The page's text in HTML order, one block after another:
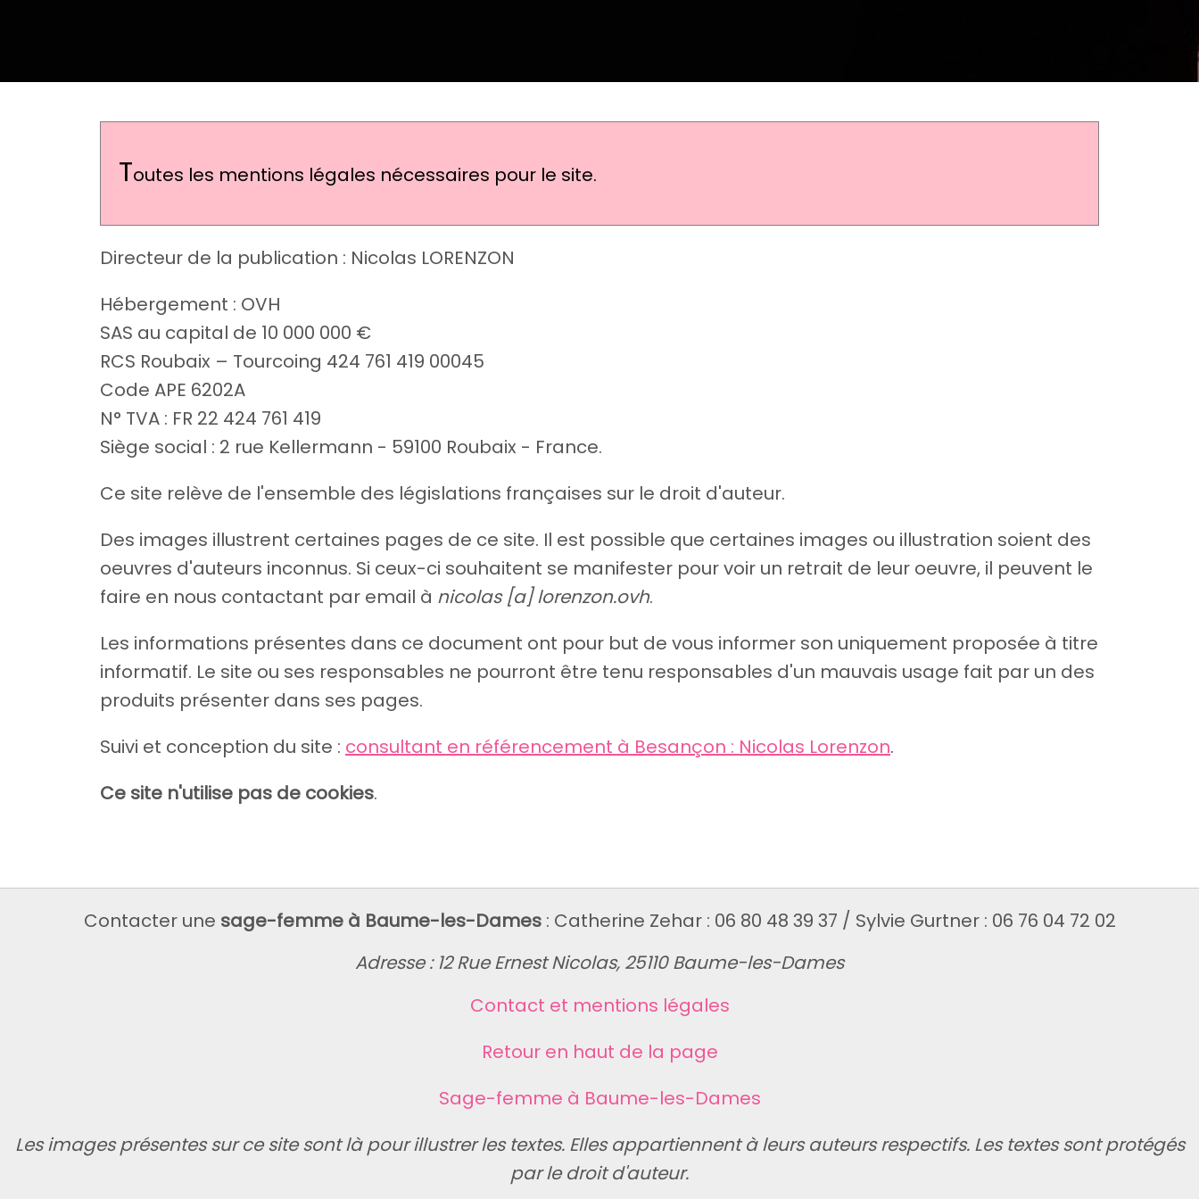
Toutes les mentions légales nécessaires pour le site.
Directeur de la publication : Nicolas LORENZON
Hébergement : OVH
SAS au capital de 10 000 000 €
RCS Roubaix – Tourcoing 424 761 419 00045
Code APE 6202A
N° TVA : FR 22 424 761 419
Siège social : 2 rue Kellermann - 59100 Roubaix - France.
Ce site relève de l'ensemble des législations françaises sur le droit d'auteur.
Des images illustrent certaines pages de ce site. Il est possible que certaines images ou illustration soient des
oeuvres d'auteurs inconnus. Si ceux-ci souhaitent se manifester pour voir un retrait de leur oeuvre, il peuvent le
faire en nous contactant par email à nicolas [a] lorenzon.ovh.
Les informations présentes dans ce document ont pour but de vous informer son uniquement proposée à titre
informatif. Le site ou ses responsables ne pourront être tenu responsables d'un mauvais usage fait par un des
produits présenter dans ses pages.
Suivi et conception du site : consultant en référencement à Besançon : Nicolas Lorenzon.
Ce site n'utilise pas de cookies.
Contacter une sage-femme à Baume-les-Dames: Catherine Zehar : 06 80 48 39 37 / Sylvie Gurtner : 06 76 04 72 02
Adresse : 12 Rue Ernest Nicolas, 25110 Baume-les-Dames
Contact et mentions légales
Retour en haut de la page
Sage-femme à Baume-les-Dames
Les images présentes sur ce site sont là pour illustrer les textes. Elles appartiennent à leurs auteurs respectifs. Les textes sont protégés
par le droit d'auteur.